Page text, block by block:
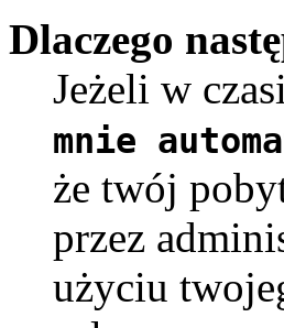
Dlaczego
Jeżeli w
mnie
że twój
przez
użyciu